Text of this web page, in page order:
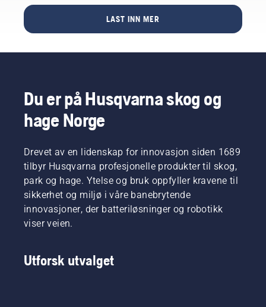
LAST INN MER
Du er på Husqvarna skog og
hage Norge
Drevet av en lidenskap for innovasjon siden 1689
tilbyr Husqvarna profesjonelle produkter til skog,
park og hage. Ytelse og bruk oppfyller kravene til
sikkerhet og miljø i våre banebrytende
innovasjoner, der batteriløsninger og robotikk
viser veien.
Utforsk utvalget